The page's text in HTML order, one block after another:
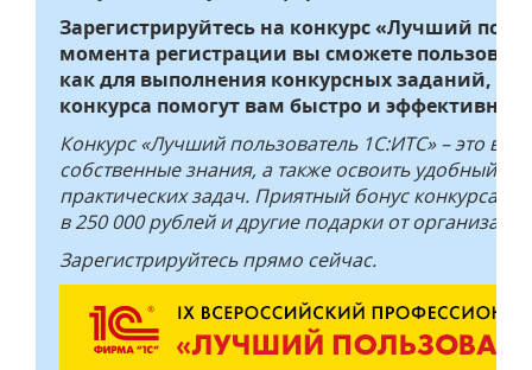
Зарегистрируйтесь на конкурс «Лучший
момента регистрации вы сможете
как для выполнения конкурсных заданий,
конкурса помогут вам быстро и эффективно
Конкурс «Лучший пользователь 1С:ИТС» – это
собственные знания, а также освоить удобный
практических задач. Приятный бонус конкурса –
в 250 000 рублей и другие подарки от
Зарегистрируйтесь прямо сейчас.